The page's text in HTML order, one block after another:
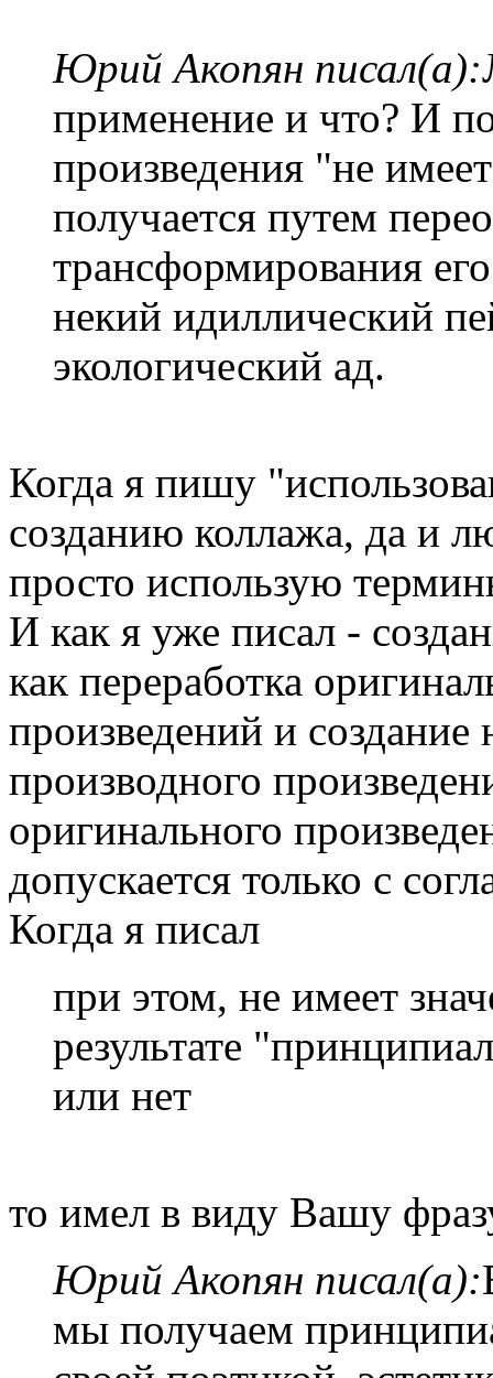
Юрий Акопян писал(а):
применение и что? И
произведения "не
получается путем
трансформирования
некий идиллический
экологический ад.
Когда я пишу
созданию коллажа, да и
просто использую
И как я уже писал -
как переработка
произведений и создание
производного
оригинального
допускается только с
Когда я писал
при этом, не имеет
результате
или нет
то имел в виду Вашу
Юрий Акопян писал(а):
мы получаем